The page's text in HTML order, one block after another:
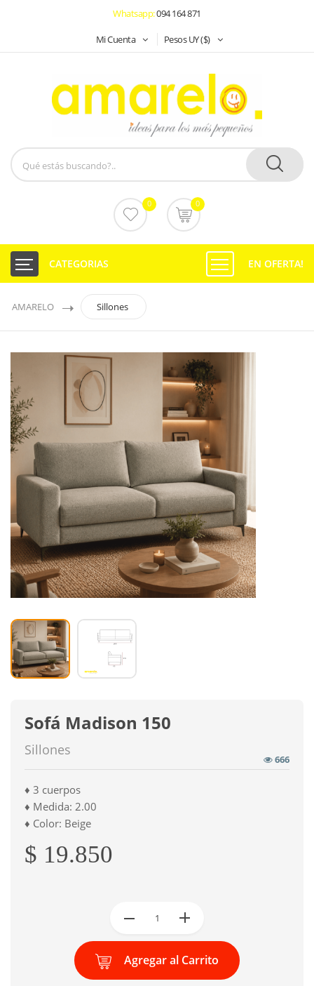
Whatsapp:094 164 871
Mi Cuenta Pesos UY ($)
0 0
EN OFERTA!
CATEGORIAS
AMARELO Sillones
Sofá Madison 150
Sillones
666
♦ 3 cuerpos
♦ Medida: 2.00
♦ Color: Beige
$ 19.850
Agregar al Carrito